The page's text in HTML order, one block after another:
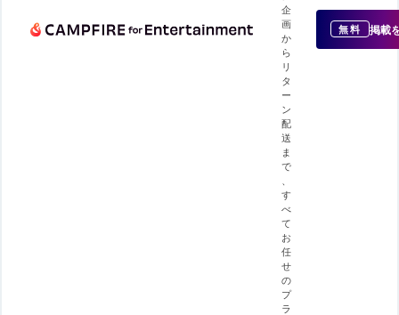
企
画
か
ら
リ
タ
ー
ン
配
送
ま
で
す
べ
て
お
任
せ
の
プ
ラ
無料 掲載